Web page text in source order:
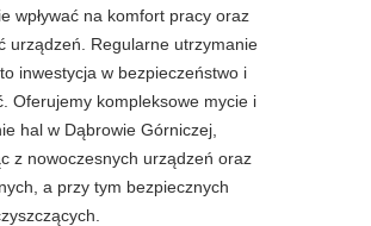
wpływać na komfort pracy oraz
urządzeń. Regularne utrzymanie
inwestycja w bezpieczeństwo i
Oferujemy kompleksowe mycie i
hal w Dąbrowie Górniczej,
z nowoczesnych urządzeń oraz
a przy tym bezpiecznych